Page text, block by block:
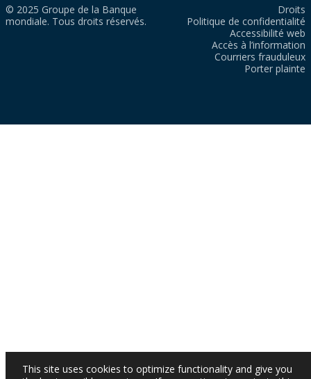
© 2025 Groupe de la Banque
mondiale. Tous droits réservés.
Droits
Politique de confidentialité
Accessibilité web
Accès à l’information
Courriers frauduleux
Porter plainte
This site uses cookies to optimize functionality and give you